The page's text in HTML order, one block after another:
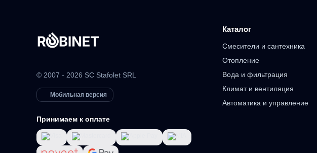
© 2007 - 2026 SC Stafolet SRL
Мобильная версия
Принимаем к оплате
Каталог
Смесители и сантехника
Отопление
Вода и фильтрация
Климат и вентиляция
Автоматика и управление